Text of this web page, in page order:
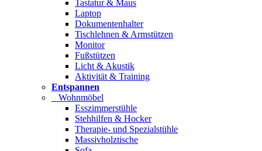
Tastatur & Maus
Laptop
Dokumentenhalter
Tischlehnen & Armstützen
Monitor
Fußstützen
Licht & Akustik
Aktivität & Training
Entspannen
Wohnmöbel
Esszimmerstühle
Stehhilfen & Hocker
Therapie- und Spezialstühle
Massivholztische